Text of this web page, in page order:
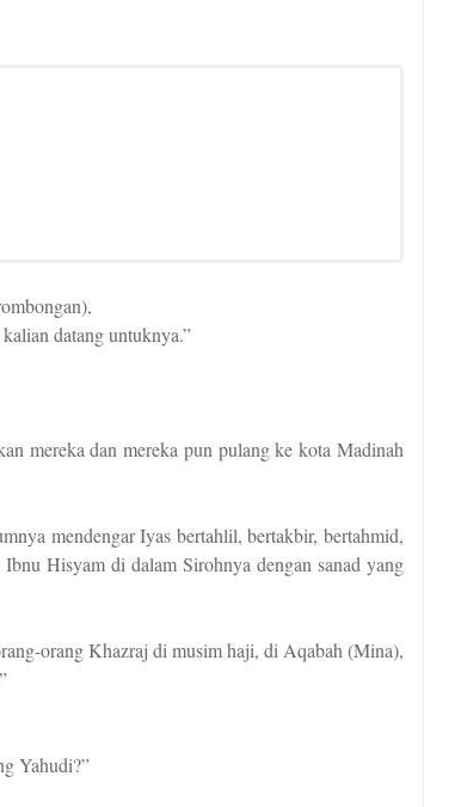
datang untuknya.”
mereka dan mereka pun pulang ke kota Madinah
mendengar Iyas bertahlil, bertakbir, bertahmid,
Hisyam di dalam Sirohnya dengan sanad yang
orang Khazraj di musim haji, di Aqabah (Mina),
Yahudi?”